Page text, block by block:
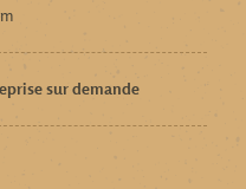
sur demande